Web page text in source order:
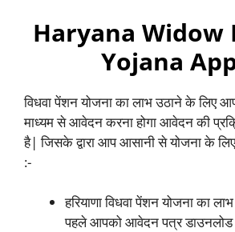
Haryana Widow
Yojana
विधवा पेंशन योजना का लाभ उठाने के लिए
माध्यम से आवेदन करना होगा आवेदन की
है| जिसके द्वारा आप आसानी से योजना के
:-
हरियाणा विधवा पेंशन योजना का
पहले आपको आवेदन पत्र डाउनलोड